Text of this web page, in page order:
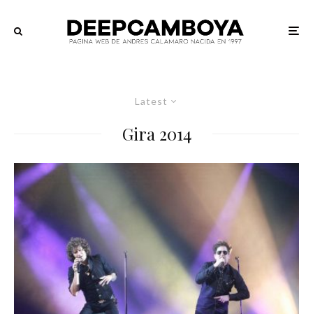
Latest
Gira 2014